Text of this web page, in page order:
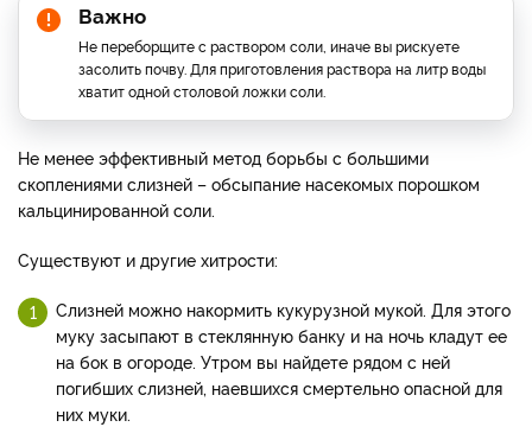
Важно
Не переборщите с раствором соли, иначе вы рискуете
засолить почву. Для приготовления раствора на литр воды
хватит одной столовой ложки соли.
Не менее эффективный метод борьбы с большими
скоплениями слизней – обсыпание насекомых порошком
кальцинированной соли.
Существуют и другие хитрости:
Слизней можно накормить кукурузной мукой. Для этого
муку засыпают в стеклянную банку и на ночь кладут ее
на бок в огороде. Утром вы найдете рядом с ней
погибших слизней, наевшихся смертельно опасной для
них муки.